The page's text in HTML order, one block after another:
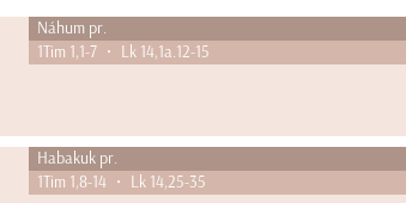
Náhum pr.
1Tim 1,1-7 • Lk 14,1a.12-15
Habakuk pr.
1Tim 1,8-14 • Lk 14,25-35